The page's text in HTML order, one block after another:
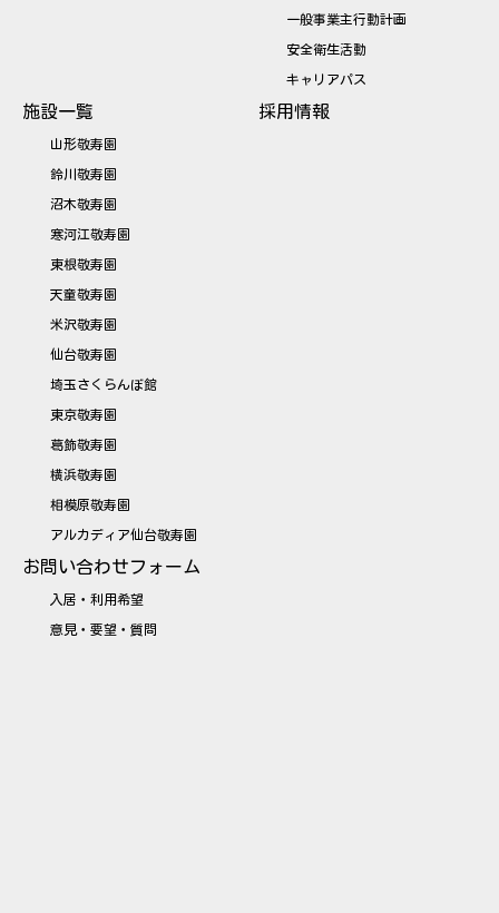
一般事業主行動計画
安全衛生活動
キャリアパス
施設一覧
山形敬寿園
鈴川敬寿園
沼木敬寿園
寒河江敬寿園
東根敬寿園
天童敬寿園
米沢敬寿園
仙台敬寿園
埼玉さくらんぼ館
東京敬寿園
葛飾敬寿園
横浜敬寿園
相模原敬寿園
アルカディア仙台敬寿園
採用情報
お問い合わせフォーム
入居・利用希望
意見・要望・質問